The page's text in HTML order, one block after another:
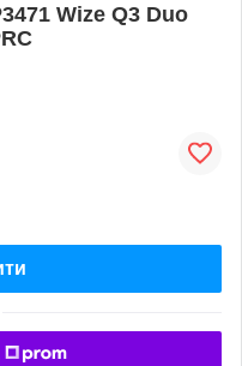
Wize Q3 Duo